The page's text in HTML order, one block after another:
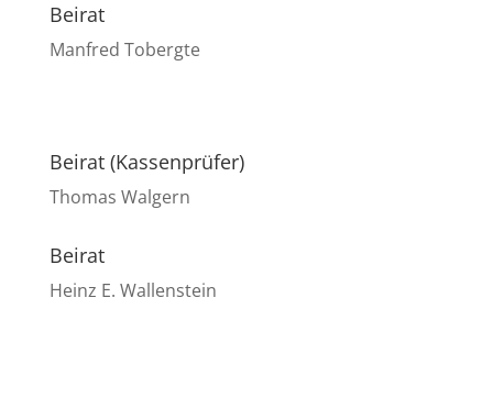
Beirat
Manfred Tobergte
Beirat (Kassenprüfer)
Thomas Walgern
Beirat
Heinz E. Wallenstein